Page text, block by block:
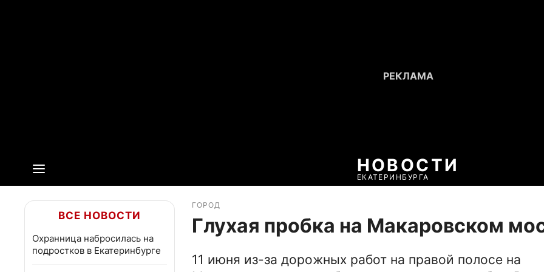
НОВОСТИ
ЕКАТЕРИНБУРГА
ВСЕ НОВОСТИ
Охранница набросилась на
подростков в Екатеринбурге
ГОРОД
Глухая пробка на Макаровском
11 июня из-за дорожных работ на правой полосе на